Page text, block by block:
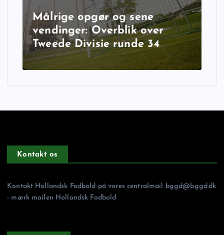
Målrige opgør og sene
vendinger: Overblik over
Tweede Divisie runde 34
Kontakt os
Kontakt Hollandsk Fodbold på vores centralmail bggd@bggd.dk
- mærk mailen Hollandsk Fodbold